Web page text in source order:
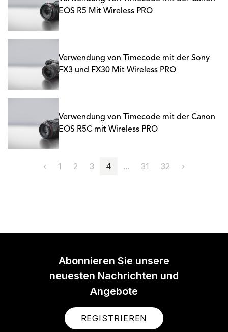
EOS R5 Mit Wireless PRO
Verwendung von Timecode mit der Sony
FX3 und FX30 Mit Wireless PRO
Verwendung von Timecode mit der Canon
EOS R5C mit Wireless PRO
‹ 1 2 3 4 ... 31 32 ›
Abonnieren Sie unsere
neuesten Nachrichten und
Angebote
REGISTRIEREN